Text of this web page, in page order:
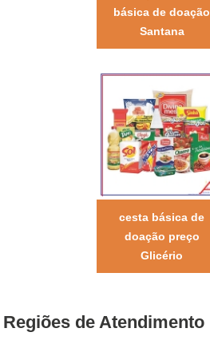
básica de doação
Santana
cesta básica de
doação preço
Glicério
Regiões de Atendimento